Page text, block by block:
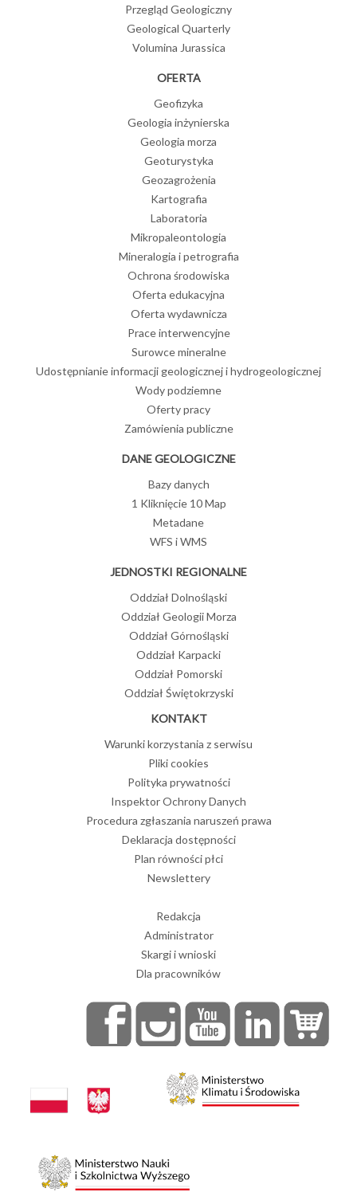
Przegląd Geologiczny
Geological Quarterly
Volumina Jurassica
OFERTA
Geofizyka
Geologia inżynierska
Geologia morza
Geoturystyka
Geozagrożenia
Kartografia
Laboratoria
Mikropaleontologia
Mineralogia i petrografia
Ochrona środowiska
Oferta edukacyjna
Oferta wydawnicza
Prace interwencyjne
Surowce mineralne
Udostępnianie informacji geologicznej i hydrogeologicznej
Wody podziemne
Oferty pracy
Zamówienia publiczne
DANE GEOLOGICZNE
Bazy danych
1 Kliknięcie 10 Map
Metadane
WFS i WMS
JEDNOSTKI REGIONALNE
Oddział Dolnośląski
Oddział Geologii Morza
Oddział Górnośląski
Oddział Karpacki
Oddział Pomorski
Oddział Świętokrzyski
KONTAKT
Warunki korzystania z serwisu
Pliki cookies
Polityka prywatności
Inspektor Ochrony Danych
Procedura zgłaszania naruszeń prawa
Deklaracja dostępności
Plan równości płci
Newslettery
Redakcja
Administrator
Skargi i wnioski
Dla pracowników